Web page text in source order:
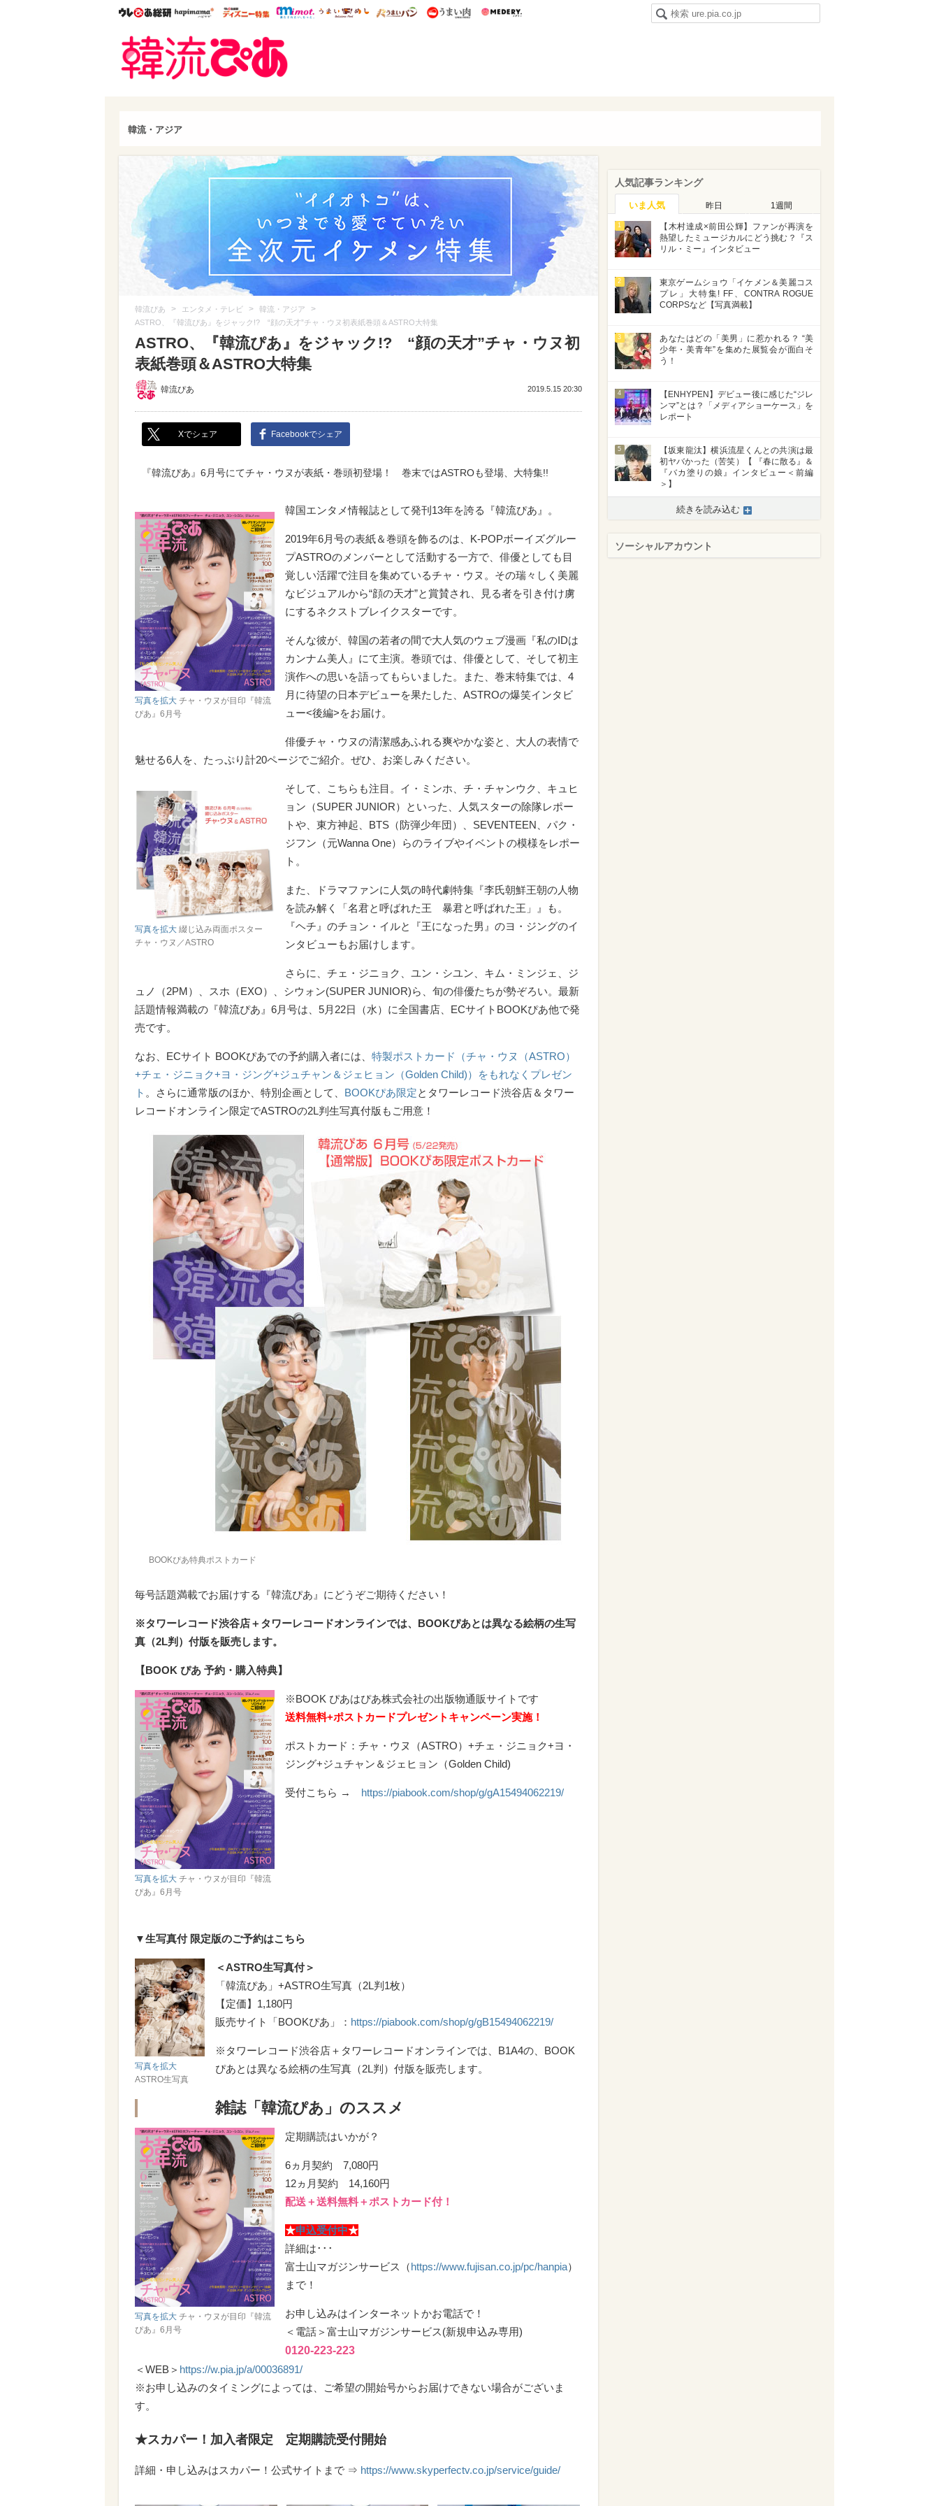
ウレぴあ総研ハピママ* ウレぴあ総研 ディズニー特集
mimot. うまいめし うまいパン うまい肉
韓流・アジア
韓流ぴあ > エンタメ・テレビ > 韓流・アジア >
ASTRO、『韓流ぴあ』をジャック!? “顔の天才”チャ・ウヌ初表紙巻頭＆ASTRO大特集
ASTRO、『韓流ぴあ』をジャック!? “顔の天才”チャ・ウヌ初
表紙巻頭＆ASTRO大特集
韓流ぴあ 2019.5.15 20:30
Xでシェア Facebookでシェア
『韓流ぴあ』6月号にてチャ・ウヌが表紙・巻頭初登場！ 巻末ではASTROも登場、大特集!!
写真を拡大 チャ・ウヌが目印『韓流
ぴあ』6月号
韓国エンタメ情報誌として発刊13年を誇る『韓流ぴあ』。
2019年6月号の表紙＆巻頭を飾るのは、K-POPボーイズグルー
プASTROのメンバーとして活動する一方で、俳優としても目
覚しい活躍で注目を集めているチャ・ウヌ。その瑞々しく美麗
なビジュアルから“顔の天才”と賞賛され、見る者を引き付け虜
にするネクストブレイクスターです。
そんな彼が、韓国の若者の間で大人気のウェブ漫画『私のIDは
カンナム美人』にて主演。巻頭では、俳優として、そして初主
演作への思いを語ってもらいました。また、巻末特集では、4
月に待望の日本デビューを果たした、ASTROの爆笑インタビ
ュー<後編>をお届け。
俳優チャ・ウヌの清潔感あふれる爽やかな姿と、大人の表情で
魅せる6人を、たっぷり計20ページでご紹介。ぜひ、お楽しみください。
写真を拡大 綴じ込み両面ポスター
チャ・ウヌ／ASTRO
そして、こちらも注目。イ・ミンホ、チ・チャンウク、キュヒ
ョン（SUPER JUNIOR）といった、人気スターの除隊レポー
トや、東方神起、BTS（防弾少年団）、SEVENTEEN、パク・
ジフン（元Wanna One）らのライブやイベントの模様をレポー
ト。
また、ドラマファンに人気の時代劇特集『李氏朝鮮王朝の人物
を読み解く「名君と呼ばれた王 暴君と呼ばれた王」』も。
『ヘチ』のチョン・イルと『王になった男』のヨ・ジングのイ
ンタビューもお届けします。
さらに、チェ・ジニョク、ユン・シユン、キム・ミンジェ、ジ
ュノ（2PM）、スホ（EXO）、シウォン(SUPER JUNIOR)ら、旬の俳優たちが勢ぞろい。最新
話題情報満載の『韓流ぴあ』6月号は、5月22日（水）に全国書店、ECサイトBOOKぴあ他で発
売です。
なお、ECサイト BOOKぴあでの予約購入者には、 特製ポストカード（チャ・ウヌ（ASTRO）
+チェ・ジニョク+ヨ・ジング+ジュチャン＆ジェヒョン（Golden Child)）をもれなくプレゼン
ト 。さらに通常版のほか、特別企画として、 BOOKぴあ限定とタワーレコード渋谷店＆タワー
レコードオンライン限定でASTROの2L判生写真付版もご用意！
BOOKぴあ特典ポストカード
毎号話題満載でお届けする『韓流ぴあ』にどうぞご期待ください！
※タワーレコード渋谷店＋タワーレコードオンラインでは、BOOKぴあとは異なる絵柄の生写
真（2L判）付版を販売します。
【BOOK ぴあ 予約・購入特典】
写真を拡大 チャ・ウヌが目印『韓流
ぴあ』6月号
※BOOK ぴあはぴあ株式会社の出版物通販サイトです
送料無料+ポストカードプレゼントキャンペーン実施！
ポストカード：チャ・ウヌ（ASTRO）+チェ・ジニョク+ヨ・
ジング+ジュチャン＆ジェヒョン（Golden Child)
受付こちら → https://piabook.com/shop/g/gA15494062219/
▼生写真付 限定版のご予約はこちら
写真を拡大
ASTRO生写真
＜ASTRO生写真付＞
「韓流ぴあ」+ASTRO生写真（2L判1枚）
【定価】1,180円
販売サイト「BOOKぴあ」： https://piabook.com/shop/g/gB15494062219/
※タワーレコード渋谷店＋タワーレコードオンラインでは、B1A4の、BOOK
ぴあとは異なる絵柄の生写真（2L判）付版を販売します。
雑誌「韓流ぴあ」のススメ
写真を拡大 チャ・ウヌが目印『韓流
ぴあ』6月号
定期購読はいかが？
6ヵ月契約 7,080円
12ヵ月契約 14,160円
配送＋送料無料＋ポストカード付！
★申込受付中★
詳細は･･･
富士山マガジンサービス（https://www.fujisan.co.jp/pc/hanpia）
まで！
お申し込みはインターネットかお電話で！
＜電話＞富士山マガジンサービス(新規申込み専用)
0120-223-223
＜WEB＞ https://w.pia.jp/a/00036891/
※お申し込みのタイミングによっては、ご希望の開始号からお届けできない場合がございま
す。
★スカパー！加入者限定 定期購読受付開始
詳細・申し込みはスカパー！公式サイトまで ⇒ https://www.skyperfectv.co.jp/service/guide/
人気記事ランキング
いま人気 昨日 1週間
1
【木村達成×前田公輝】ファンが再演を
熱望したミュージカルにどう挑む？『ス
リル・ミー』インタビュー
2
東京ゲームショウ「イケメン＆美麗コス
プレ」大特集! FF、CONTRA ROGUE
CORPSなど【写真満載】
3
あなたはどの「美男」に惹かれる？ “美
少年・美青年”を集めた展覧会が面白そ
う！
4
【ENHYPEN】デビュー後に感じた“ジレ
ンマ”とは？「メディアショーケース」を
レポート
5
【坂東龍汰】横浜流星くんとの共演は最
初ヤバかった（苦笑）【 『春に散る』＆
『バカ塗りの娘』インタビュー＜前編
＞】
続きを読み込む
ソーシャルアカウント